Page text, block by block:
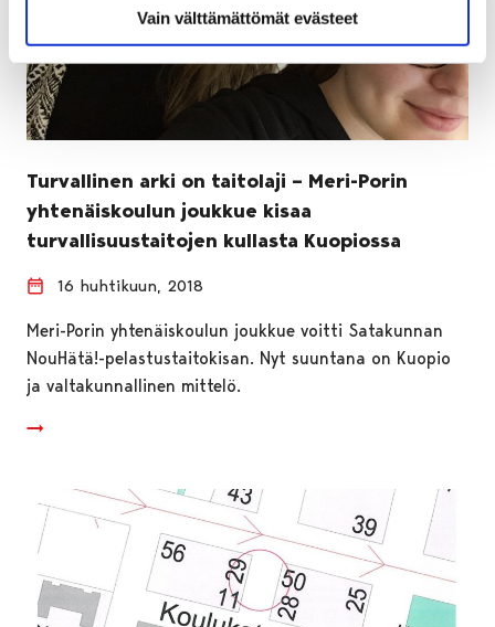
Vain välttämättömät evästeet
Turvallinen arki on taitolaji – Meri-Porin
yhtenäiskoulun joukkue kisaa
turvallisuustaitojen kullasta Kuopiossa
16 huhtikuun, 2018
Meri-Porin yhtenäiskoulun joukkue voitti Satakunnan
NouHätä!-pelastustaitokisan. Nyt suuntana on Kuopio
ja valtakunnallinen mittelö.